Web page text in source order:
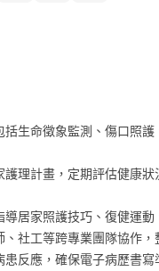
生命徵象監測、傷口照
理計畫，定期評估健康
居家照護技巧、復健運動
社工等跨專業團隊協作，
反應，確保電子病歷書